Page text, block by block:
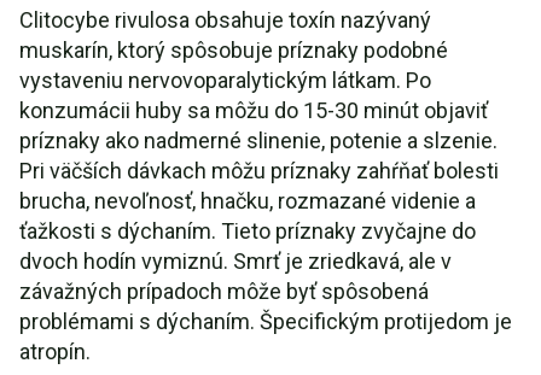
Clitocybe rivulosa obsahuje toxín nazývaný
muskarín, ktorý spôsobuje príznaky podobné
vystaveniu nervovoparalytickým látkam. Po
konzumácii huby sa môžu do 15-30 minút objaviť
príznaky ako nadmerné slinenie, potenie a slzenie.
Pri väčších dávkach môžu príznaky zahŕňať bolesti
brucha, nevoľnosť, hnačku, rozmazané videnie a
ťažkosti s dýchaním. Tieto príznaky zvyčajne do
dvoch hodín vymiznú. Smrť je zriedkavá, ale v
závažných prípadoch môže byť spôsobená
problémami s dýchaním. Špecifickým protijedom je
atropín.